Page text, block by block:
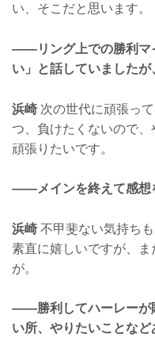
い、そこだと思います。
——リング上での勝利マ
い」と話していました
浜崎 次の世代に頑張っ
つ、負けたくないので
頑張りたいです。
——メインを終えて感想
浜崎 不甲斐ない気持ち
素直に嬉しいですが、
が。
——勝利してハーレーが
い所、やりたいことなど